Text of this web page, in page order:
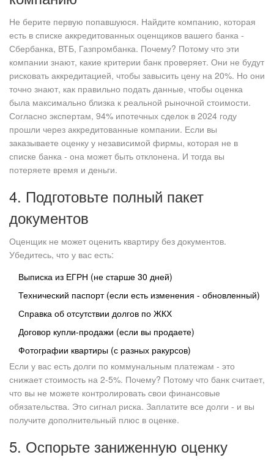
Не берите первую попавшуюся. Найдите компанию, которая
есть в списке аккредитованных оценщиков вашего банка -
Сбербанка, ВТБ, Газпромбанка. Почему? Потому что эти
компании знают, какие критерии банк проверяет. Они не будут
рисковать аккредитацией, чтобы завысить цену на 20%. Но они
точно знают, как правильно подать данные, чтобы оценка
была максимально близка к реальной рыночной стоимости.
Согласно экспертам, 94% ипотечных сделок в 2024 году
прошли через аккредитованные компании. Если вы
заказываете оценку у независимой фирмы, которая не в
списке банка - она может быть отклонена. И тогда вы
потеряете время и деньги.
4. Подготовьте полный пакет
документов
Оценщик не может оценить квартиру без документов.
Убедитесь, что у вас есть:
Выписка из ЕГРН (не старше 30 дней)
Технический паспорт (если есть изменения - обновленный)
Справка об отсутствии долгов по ЖКХ
Договор купли-продажи (если вы продаете)
Фотографии квартиры (с разных ракурсов)
Если у вас есть долги по коммунальным платежам - это
снижает стоимость на 2-5%. Почему? Потому что банк считает,
что вы не можете контролировать свои финансовые
обязательства. Это сигнал риска. Заплатите все долги - и вы
получите дополнительный плюс в оценке.
5. Оспорьте заниженную оценку